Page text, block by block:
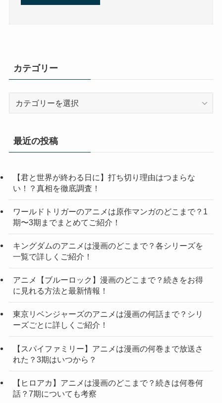
カテゴリー
リ
最近の投稿
【君と世界が終わる日に】打ち切り理由はつまらな
い！？真相を徹底調査！
ワールドトリガーのアニメは原作マンガのどこまで？1
期〜3期までまとめてご紹介！
キングダムのアニメは漫画のどこまで？各シリーズを
一覧で詳しくご紹介！
アニメ【ブルーロック】漫画のどこまで？続きをお得
に見れる方法と最新情報！
東京リベンジャーズのアニメは漫画の何話まで？シリ
ーズごとに詳しくご紹介！
【スパイファミリー】アニメは漫画の何巻まで放送さ
れた？3期はいつから？
【ヒロアカ】アニメは漫画のどこまで？続きは何巻何
話？7期についても考察